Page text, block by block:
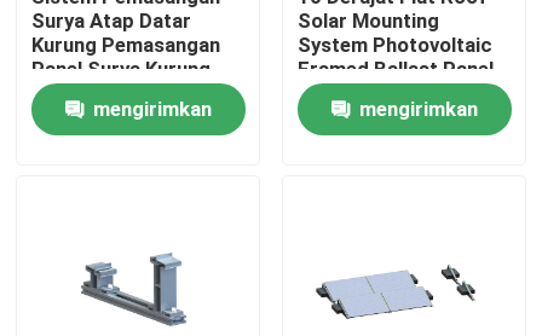
Rumah
Produk
Pertunjukan VR
Surya Atap Datar
Kurung Pemasangan
Panel Surya Kurung
Pemasangan Panel
Surya mengirimkan
Solar Mounting
System Photovoltaic
Framed Ballast Panel
mengirimkan